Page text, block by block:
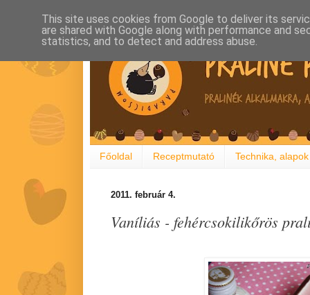
Főoldal Receptmutató Technika, alapok
2011. február 4.
Vaníliás - fehércsokilikőrös
This site uses cookies from Google to deliver its
are shared with Google along with performance and
statistics, and to detect and address abuse.